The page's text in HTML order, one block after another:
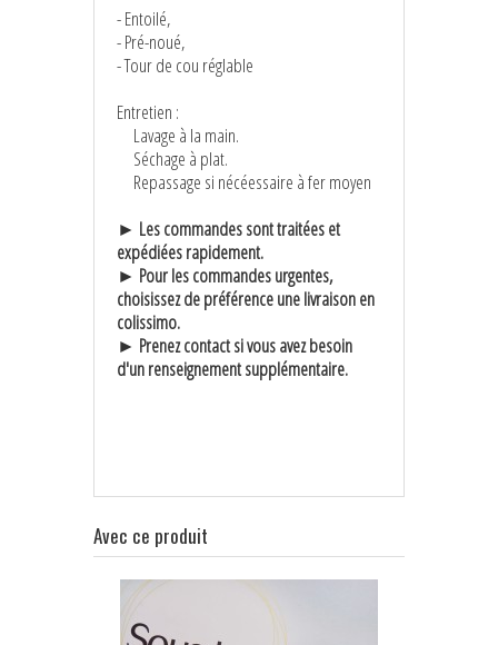
- Entoilé,
- Pré-noué,
- Tour de cou réglable
Entretien :
Lavage à la main.
Séchage à plat.
Repassage si nécéessaire à fer moyen
► Les commandes sont traitées et
expédiées rapidement.
► Pour les commandes urgentes,
choisissez de préférence une livraison en
colissimo.
► Prenez contact si vous avez besoin
d'un renseignement supplémentaire.
Avec ce produit